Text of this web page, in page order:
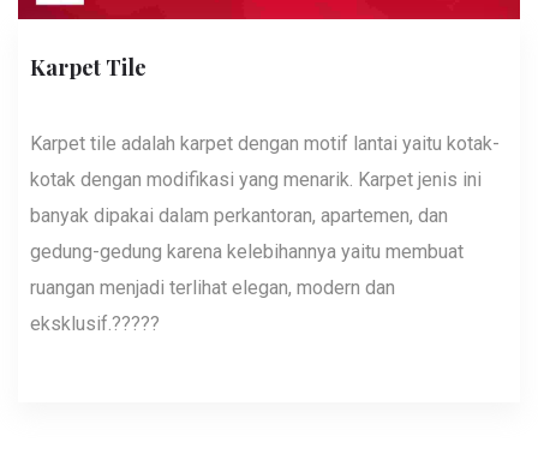
Karpet Tile
Karpet tile adalah karpet dengan motif lantai yaitu kotak-
kotak dengan modifikasi yang menarik. Karpet jenis ini
banyak dipakai dalam perkantoran, apartemen, dan
gedung-gedung karena kelebihannya yaitu membuat
ruangan menjadi terlihat elegan, modern dan
eksklusif.?????